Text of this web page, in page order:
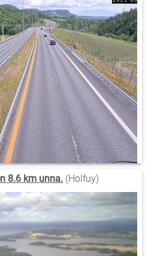
8.6 km unna. (Holfuy)